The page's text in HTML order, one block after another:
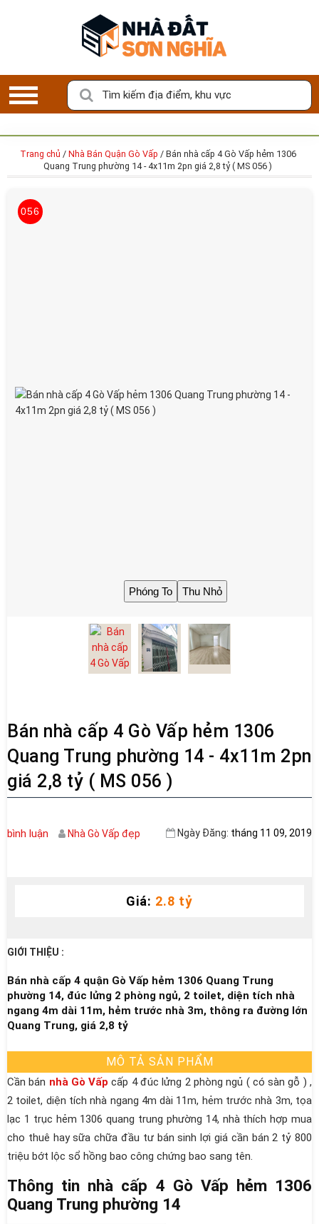
Tìm kiếm địa điểm, khu vực
i
S
ô
i
G
Giới Thiệu
LỰA CHỌN BẤT ĐỘNG SẢN ƯNG Ý CỦA
Với 100%
Trang chủ / Nhà Bán Quận Gò Vấp / Bán nhà cấp 4 Gò Vấp hẻm 1306
Quang Trung phường 14 - 4x11m 2pn giá 2,8 tỷ ( MS 056 )
056
Bán nhà cấp 4 Gò Vấp hẻm 1306
Quang Trung phường 14 - 4x11m 2pn
giá 2,8 tỷ ( MS 056 )
bình luận Nhà Gò Vấp đẹp Ngày Đăng: tháng 11 09, 2019
Giá: 2.8 tỷ
GIỚI THIỆU :
Bán nhà cấp 4 quận Gò Vấp hẻm 1306 Quang Trung
phường 14, đúc lửng 2 phòng ngủ, 2 toilet, diện tích nhà
ngang 4m dài 11m, hẻm trước nhà 3m, thông ra đường lớn
Quang Trung, giá 2,8 tỷ
MÔ TẢ SẢN PHẨM
Cần bán nhà Gò Vấp cấp 4 đúc lửng 2 phòng ngủ ( có sàn gỗ ) ,
2 toilet, diện tích nhà ngang 4m dài 11m, hẻm trước nhà 3m, tọa
lạc 1 trục hẻm 1306 quang trung phường 14, nhà thích hợp mua
cho thuê hay sữa chữa đầu tư bán sinh lợi giá cần bán 2 tỷ 800
triệu bớt lộc sổ hồng bao công chứng bao sang tên.
Thông tin nhà cấp 4 Gò Vấp hẻm 1306
Quang Trung phường 14